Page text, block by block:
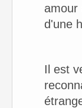
amour
d'une
Il est